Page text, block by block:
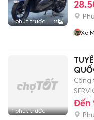
1 phút trước 11
Xe
1 phút trước
Công
Đến